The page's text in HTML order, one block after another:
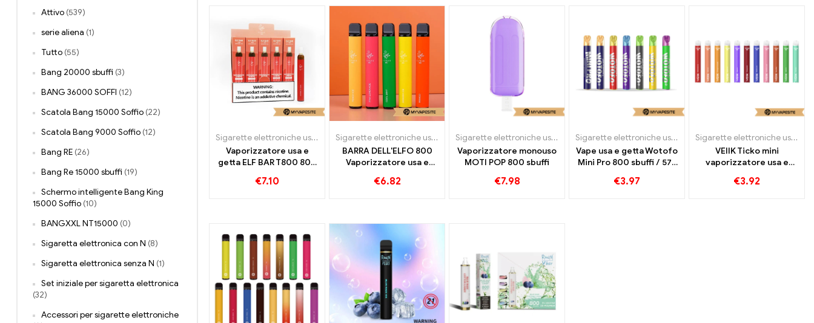
Sigarette elettroniche usa e getta
Vaporizzatore usa e
getta ELF BAR T800 800
€7.10
Sigarette elettroniche usa e getta
BARRA DELL'ELFO 800
Vaporizzatore usa e
€6.82
Sigarette elettroniche usa e getta
Vaporizzatore monouso
MOTI POP 800 sbuffi
€7.98
Sigarette elettroniche usa e getta
Vape usa e getta Wotofo
Mini Pro 800 sbuffi / 575
€3.97
Sigarette elettroniche usa e getta
VEIIK Ticko mini
vaporizzatore usa e
€3.92
Attivo (539)
serie aliena (1)
Tutto (55)
Bang 20000 sbuffi (3)
BANG 36000 SOFFI (12)
Scatola Bang 15000 Soffio (22)
Scatola Bang 9000 Soffio (12)
Bang RE (26)
Bang Re 15000 sbuffi (19)
Schermo intelligente Bang King
15000 Soffio (10)
BANGXXL NT15000 (0)
Sigaretta elettronica con N (8)
Sigaretta elettronica senza N (1)
Set iniziale per sigaretta elettronica
(32)
Accessori per sigarette elettroniche